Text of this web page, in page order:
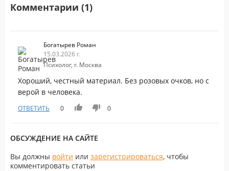
Комментарии (1)
Богатырев Роман
15.03.2026 г.
Психолог, г. Москва
Хороший, честный материал. Без розовых очков, но с
верой в человека.
ОТВЕТИТЬ 0 0
ОБСУЖДЕНИЕ НА САЙТЕ
Вы должны войти или зарегистрироваться, чтобы
комментировать статьи